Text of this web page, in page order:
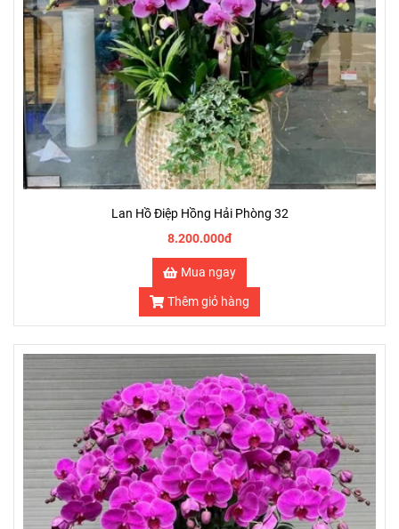
Lan Hồ Điệp Hồng Hải Phòng 32
8.200.000đ
Mua ngay
Thêm giỏ hàng